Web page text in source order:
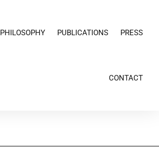
PHILOSOPHY PUBLICATIONS PRESS
CONTACT